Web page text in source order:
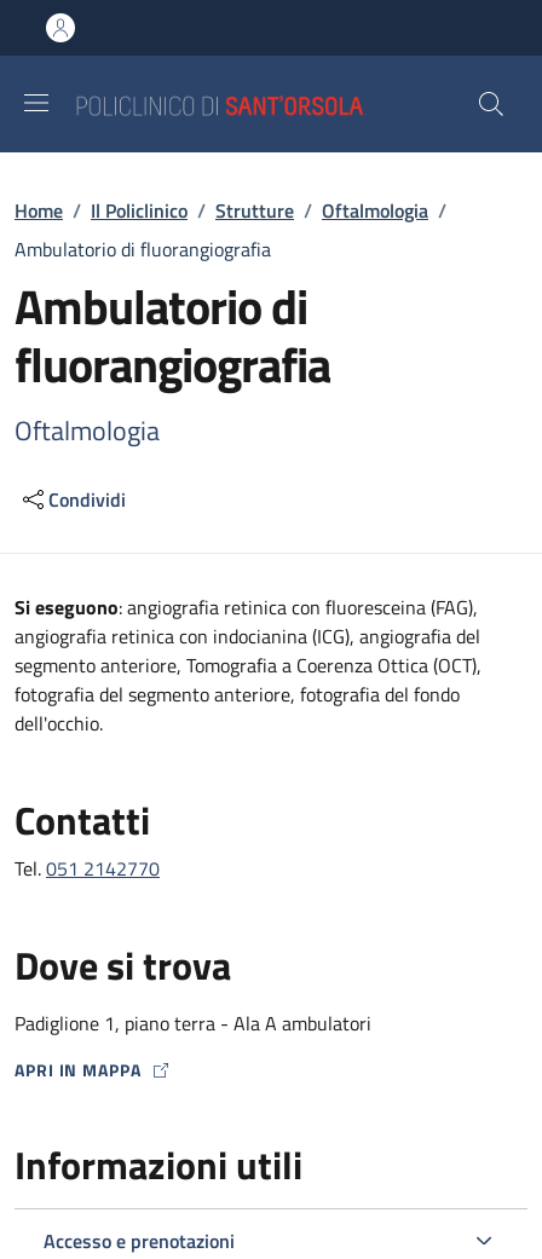
al contenuto principale
to footer content
Briciole di pane
Home / Il Policlinico / Strutture / Oftalmologia /
Ambulatorio di fluorangiografia
Ambulatorio di
fluorangiografia
Oftalmologia
Condividi
Descrizione
Si eseguono: angiografia retinica con fluoresceina (FAG),
angiografia retinica con indocianina (ICG), angiografia del
segmento anteriore, Tomografia a Coerenza Ottica (OCT),
fotografia del segmento anteriore, fotografia del fondo
dell'occhio.
Contatti
Tel.051 2142770
Dove si trova
Padiglione 1, piano terra - Ala A ambulatori
APRI IN MAPPA
MAP ICON
Informazioni utili
Accesso e prenotazioni